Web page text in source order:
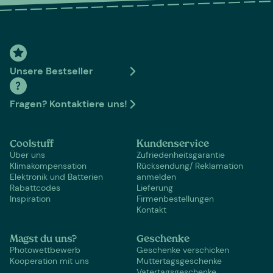
Unsere Bestseller
Fragen? Kontaktiere uns!
Coolstuff
Über uns
Klimakompensation
Elektronik und Batterien
Rabattcodes
Inspiration
Kundenservice
Zufriedenheitsgarantie
Rücksendung/ Reklamation
anmelden
Lieferung
Firmenbestellungen
Kontakt
Magst du uns?
Photowettbewerb
Kooperation mit uns
Geschenke
Geschenke verschicken
Muttertagsgeschenke